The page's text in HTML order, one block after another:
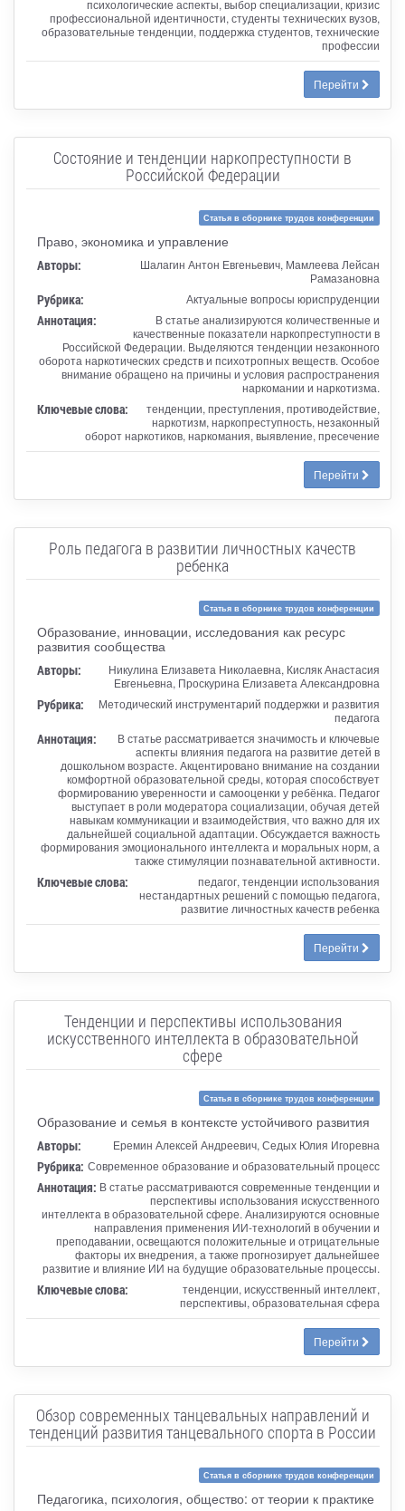
психологические аспекты, выбор специализации, кризис
профессиональной идентичности, студенты технических вузов,
образовательные тенденции, поддержка студентов, технические
профессии
Перейти
Состояние и тенденции наркопреступности в
Российской Федерации
Статья в сборнике трудов конференции
Право, экономика и управление
Авторы:
Шалагин Антон Евгеньевич, Мамлеева Лейсан
Рамазановна
Рубрика: Актуальные вопросы юриспруденции
Аннотация:
В статье анализируются количественные и
качественные показатели наркопреступности в
Российской Федерации. Выделяются тенденции незаконного
оборота наркотических средств и психотропных веществ. Особое
внимание обращено на причины и условия распространения
наркомании и наркотизма.
Ключевые слова:
тенденции, преступления, противодействие,
наркотизм, наркопреступность, незаконный
оборот наркотиков, наркомания, выявление, пресечение
Перейти
Роль педагога в развитии личностных качеств
ребенка
Статья в сборнике трудов конференции
Образование, инновации, исследования как ресурс
развития сообщества
Авторы:
Никулина Елизавета Николаевна, Кисляк Анастасия
Евгеньевна, Проскурина Елизавета Александровна
Рубрика:
Методический инструментарий поддержки и развития
педагога
Аннотация:
В статье рассматривается значимость и ключевые
аспекты влияния педагога на развитие детей в
дошкольном возрасте. Акцентировано внимание на создании
комфортной образовательной среды, которая способствует
формированию уверенности и самооценки у ребёнка. Педагог
выступает в роли модератора социализации, обучая детей
навыкам коммуникации и взаимодействия, что важно для их
дальнейшей социальной адаптации. Обсуждается важность
формирования эмоционального интеллекта и моральных норм, а
также стимуляции познавательной активности.
Ключевые слова:
педагог, тенденции использования
нестандартных решений с помощью педагога,
развитие личностных качеств ребенка
Перейти
Тенденции и перспективы использования
искусственного интеллекта в образовательной
сфере
Статья в сборнике трудов конференции
Образование и семья в контексте устойчивого развития
Авторы: Еремин Алексей Андреевич, Седых Юлия Игоревна
Рубрика: Современное образование и образовательный процесс
Аннотация: В статье рассматриваются современные тенденции и
перспективы использования искусственного
интеллекта в образовательной сфере. Анализируются основные
направления применения ИИ-технологий в обучении и
преподавании, освещаются положительные и отрицательные
факторы их внедрения, а также прогнозирует дальнейшее
развитие и влияние ИИ на будущие образовательные процессы.
Ключевые слова:
тенденции, искусственный интеллект,
перспективы, образовательная сфера
Перейти
Обзор современных танцевальных направлений и
тенденций развития танцевального спорта в России
Статья в сборнике трудов конференции
Педагогика, психология, общество: от теории к практике